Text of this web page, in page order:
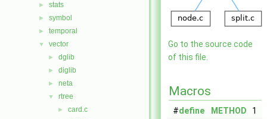
► stats
► symbol
► temporal
▼ vector
► dglib
► diglib
► neta
▼ rtree
► card.c
Go to the source code
of this file.
Macros
#define METHOD 1